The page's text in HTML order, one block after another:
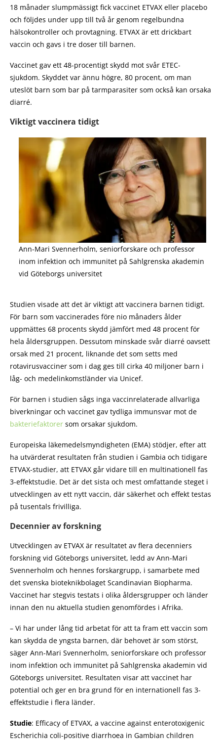
18 månader slumpmässigt fick vaccinet ETVAX eller placebo
och följdes under upp till två år genom regelbundna
hälsokontroller och provtagning. ETVAX är ett drickbart
vaccin och gavs i tre doser till barnen.
Vaccinet gav ett 48-procentigt skydd mot svår ETEC-
sjukdom. Skyddet var ännu högre, 80 procent, om man
uteslöt barn som bar på tarmparasiter som också kan orsaka
diarré.
Viktigt vaccinera tidigt
Ann-Mari Svennerholm, seniorforskare och professor
inom infektion och immunitet på Sahlgrenska akademin
vid Göteborgs universitet
Studien visade att det är viktigt att vaccinera barnen tidigt.
För barn som vaccinerades före nio månaders ålder
uppmättes 68 procents skydd jämfört med 48 procent för
hela åldersgruppen. Dessutom minskade svår diarré oavsett
orsak med 21 procent, liknande det som setts med
rotavirusvacciner som i dag ges till cirka 40 miljoner barn i
låg- och medelinkomstländer via Unicef.
För barnen i studien sågs inga vaccinrelaterade allvarliga
biverkningar och vaccinet gav tydliga immunsvar mot de
bakteriefaktorer som orsakar sjukdom.
Europeiska läkemedelsmyndigheten (EMA) stödjer, efter att
ha utvärderat resultaten från studien i Gambia och tidigare
ETVAX-studier, att ETVAX går vidare till en multinationell fas
3-effektstudie. Det är det sista och mest omfattande steget i
utvecklingen av ett nytt vaccin, där säkerhet och effekt testas
på tusentals frivilliga.
Decennier av forskning
Utvecklingen av ETVAX är resultatet av flera decenniers
forskning vid Göteborgs universitet, ledd av Ann-Mari
Svennerholm och hennes forskargrupp, i samarbete med
det svenska bioteknikbolaget Scandinavian Biopharma.
Vaccinet har stegvis testats i olika åldersgrupper och länder
innan den nu aktuella studien genomfördes i Afrika.
– Vi har under lång tid arbetat för att ta fram ett vaccin som
kan skydda de yngsta barnen, där behovet är som störst,
säger Ann-Mari Svennerholm, seniorforskare och professor
inom infektion och immunitet på Sahlgrenska akademin vid
Göteborgs universitet. Resultaten visar att vaccinet har
potential och ger en bra grund för en internationell fas 3-
effektstudie i flera länder.
Studie: Efficacy of ETVAX, a vaccine against enterotoxigenic
Escherichia coli-positive diarrhoea in Gambian children